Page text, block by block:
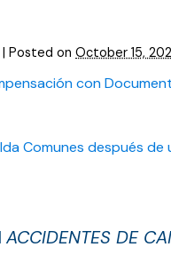
| Posted on October 15,
con
Comunes después de
ACCIDENTES DE